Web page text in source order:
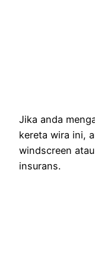
Jika anda
kereta wira ini,
windscreen
insurans.